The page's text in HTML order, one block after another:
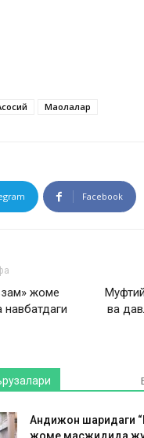
Мақолалар
Facebook
жоме
ва
Андижон шаҳридаги